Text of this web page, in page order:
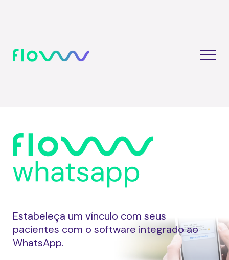
Estabeleça um vínculo com seus
pacientes com o software integrado ao
WhatsApp.